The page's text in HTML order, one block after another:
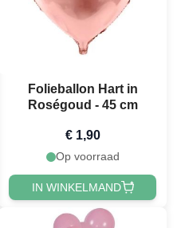
Folieballon Hart in
Roségoud - 45 cm
€ 1,90
Op voorraad
IN WINKELMAND